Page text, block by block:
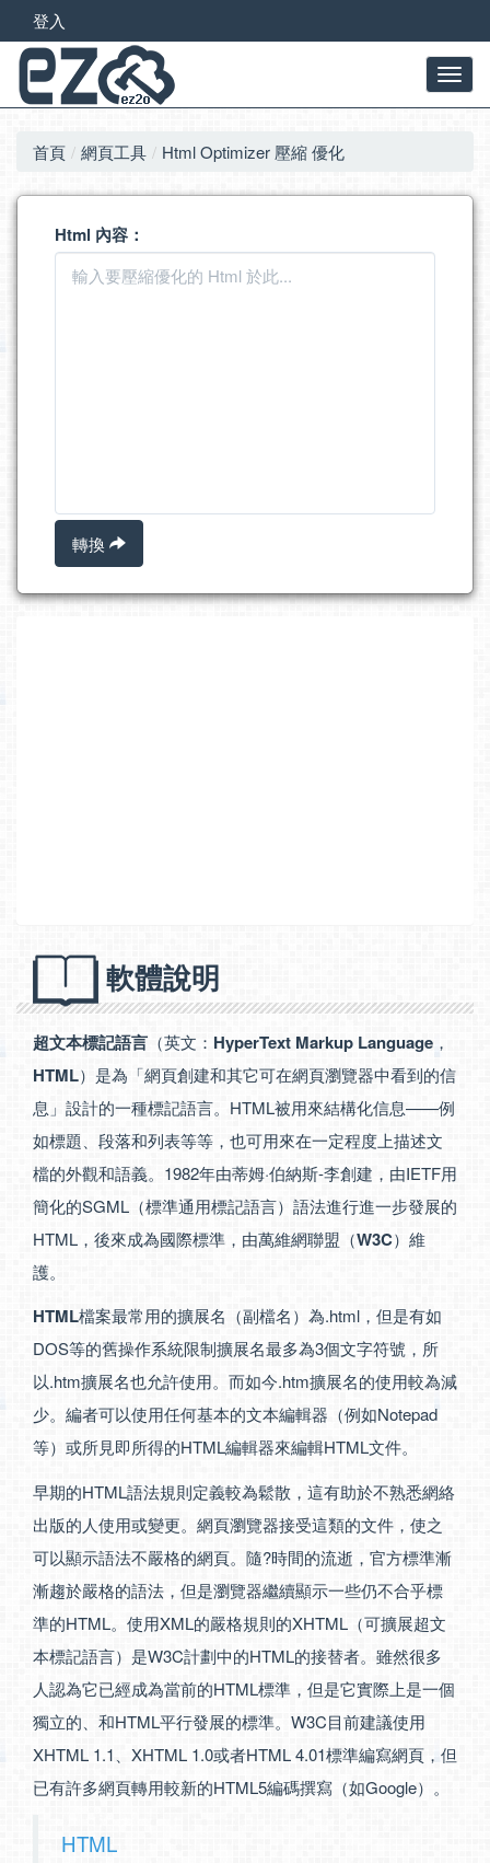
登入
首頁 網頁工具 Html Optimizer 壓縮 優化
Html 內容：
轉換
軟體說明
超文本標記語言 （英文： HyperText Markup Language ，
HTML）是為「網頁創建和其它可在網頁瀏覽器中看到的信
息」設計的一種標記語言。HTML被用來結構化信息——例
如標題、段落和列表等等，也可用來在一定程度上描述文
檔的外觀和語義。1982年由蒂姆·伯納斯-李創建，由IETF用
簡化的SGML（標準通用標記語言）語法進行進一步發展的
HTML，後來成為國際標準，由萬維網聯盟（W3C）維
護。
HTML檔案最常用的擴展名（副檔名）為.html，但是有如
DOS等的舊操作系統限制擴展名最多為3個文字符號，所
以.htm擴展名也允許使用。而如今.htm擴展名的使用較為減
少。編者可以使用任何基本的文本編輯器（例如Notepad
等）或所見即所得的HTML編輯器來編輯HTML文件。
早期的HTML語法規則定義較為鬆散，這有助於不熟悉網絡
出版的人使用或變更。網頁瀏覽器接受這類的文件，使之
可以顯示語法不嚴格的網頁。隨?時間的流逝，官方標準漸
漸趨於嚴格的語法，但是瀏覽器繼續顯示一些仍不合乎標
準的HTML。使用XML的嚴格規則的XHTML（可擴展超文
本標記語言）是W3C計劃中的HTML的接替者。雖然很多
人認為它已經成為當前的HTML標準，但是它實際上是一個
獨立的、和HTML平行發展的標準。W3C目前建議使用
XHTML 1.1、XHTML 1.0或者HTML 4.01標準編寫網頁，但
已有許多網頁轉用較新的HTML5編碼撰寫（如Google）。
HTML